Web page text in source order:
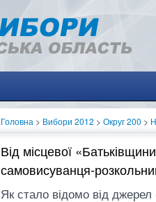
Головна > Вибори 2012 > Округ 200 >
Від місцевої
самовисуванця-
Як стало відомо від